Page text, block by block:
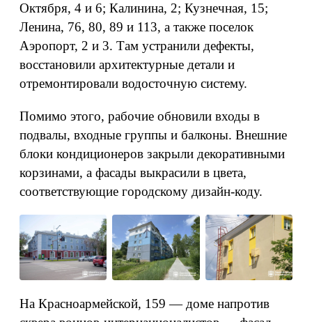
Октября, 4 и 6; Калинина, 2; Кузнечная, 15;
Ленина, 76, 80, 89 и 113, а также поселок
Аэропорт, 2 и 3. Там устранили дефекты,
восстановили архитектурные детали и
отремонтировали водосточную систему.
Помимо этого, рабочие обновили входы в
подвалы, входные группы и балконы. Внешние
блоки кондиционеров закрыли декоративными
корзинами, а фасады выкрасили в цвета,
соответствующие городскому дизайн-коду.
На Красноармейской, 159 — доме напротив